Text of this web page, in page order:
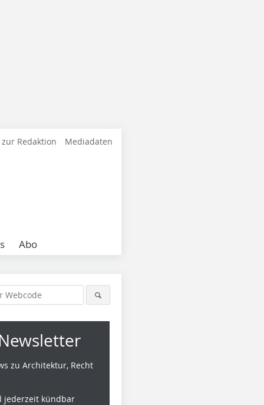
Redaktion Mediadaten
Abo
zu Architektur, Recht
jederzeit kündbar